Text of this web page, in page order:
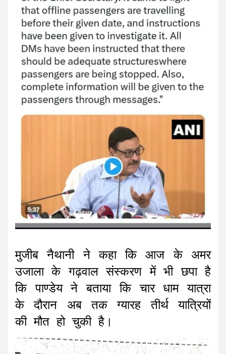
मुजीब नैथानी ने कहा कि आज के अमर
उजाला के गढ़वाल संस्करण में भी छपा है
कि पाण्डेय ने बताया कि चार धाम यात्रा
के दौरान अब तक ग्यारह तीर्थ यात्रियों
की मौत हो चुकी है।